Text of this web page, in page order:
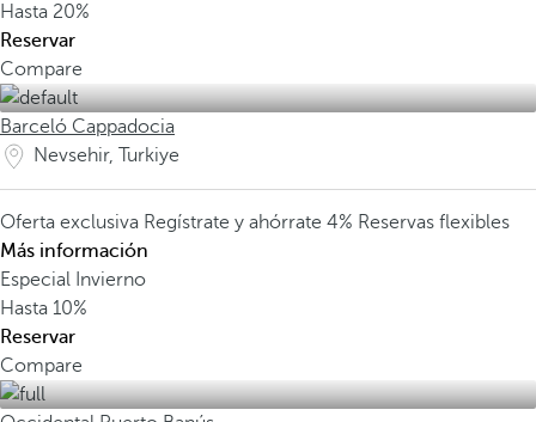
Hasta 20%
Reservar
Compare
Barceló Cappadocia
Nevsehir, Turkiye
Oferta exclusiva Regístrate y ahórrate 4% Reservas flexibles
Más información
Especial Invierno
Hasta 10%
Reservar
Compare